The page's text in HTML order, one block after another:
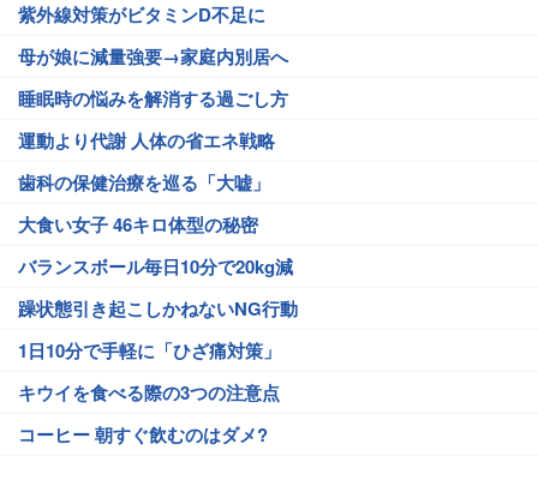
紫外線対策がビタミンD不足に
母が娘に減量強要→家庭内別居へ
睡眠時の悩みを解消する過ごし方
運動より代謝 人体の省エネ戦略
歯科の保健治療を巡る「大嘘」
大食い女子 46キロ体型の秘密
バランスボール毎日10分で20kg減
躁状態引き起こしかねないNG行動
1日10分で手軽に「ひざ痛対策」
キウイを食べる際の3つの注意点
コーヒー 朝すぐ飲むのはダメ?